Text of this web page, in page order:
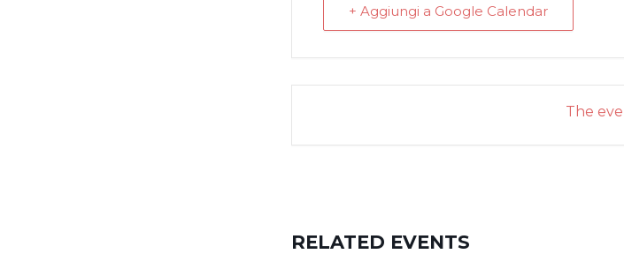
+ Aggiungi a Google Calendar
The
RELATED EVENTS